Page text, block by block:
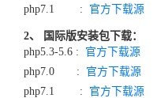
php7.1
: 官方下载源
2、 国际版安装包下载：
php5.3-5.6 :
官方下载源
php7.0 :
官方下载源
php7.1
: 官方下载源